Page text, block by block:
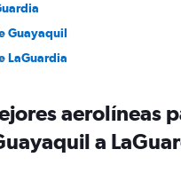
Guayaquil
LaGuardia
aerolíneas
a